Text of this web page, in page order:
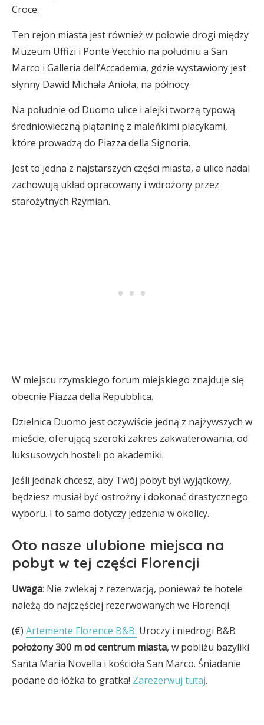
Croce.
Ten rejon miasta jest również w połowie drogi między
Muzeum Uffizi i Ponte Vecchio na południu a San
Marco i Galleria dell’Accademia, gdzie wystawiony jest
słynny Dawid Michała Anioła, na północy.
Na południe od Duomo ulice i alejki tworzą typową
średniowieczną plątaninę z maleńkimi placykami,
które prowadzą do Piazza della Signoria.
Jest to jedna z najstarszych części miasta, a ulice nadal
zachowują układ opracowany i wdrożony przez
starożytnych Rzymian.
W miejscu rzymskiego forum miejskiego znajduje się
obecnie Piazza della Repubblica.
Dzielnica Duomo jest oczywiście jedną z najżywszych w
mieście, oferującą szeroki zakres zakwaterowania, od
luksusowych hosteli po akademiki.
Jeśli jednak chcesz, aby Twój pobyt był wyjątkowy,
będziesz musiał być ostrożny i dokonać drastycznego
wyboru. I to samo dotyczy jedzenia w okolicy.
Oto nasze ulubione miejsca na
pobyt w tej części Florencji
Uwaga: Nie zwlekaj z rezerwacją, ponieważ te hotele
należą do najczęściej rezerwowanych we Florencji.
(€) Artemente Florence B&B: Uroczy i niedrogi B&B
położony 300 m od centrum miasta, w pobliżu bazyliki
Santa Maria Novella i kościoła San Marco. Śniadanie
podane do łóżka to gratka! Zarezerwuj tutaj.